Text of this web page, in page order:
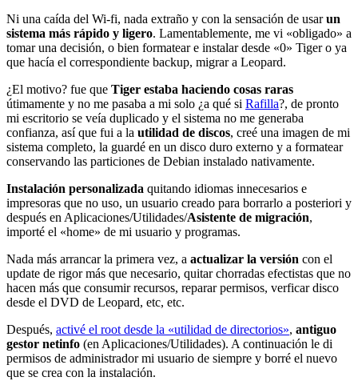
Ni una caída del Wi-fi, nada extraño y con la sensación de usarun
sistema más rápido y ligero. Lamentablemente, me vi «obligado» a
tomar una decisión, o bien formatear e instalar desde «0» Tiger o ya
que hacía el correspondiente backup, migrar a Leopard.
¿El motivo? fue que Tiger estaba haciendo cosas raras
útimamente y no me pasaba a mi solo ¿a qué si Rafilla?, de pronto
mi escritorio se veía duplicado y el sistema no me generaba
confianza, así que fui a la utilidad de discos, creé una imagen de mi
sistema completo, la guardé en un disco duro externo y a formatear
conservando las particiones de Debian instalado nativamente.
Instalación personalizada quitando idiomas innecesarios e
impresoras que no uso, un usuario creado para borrarlo a posteriori y
después en Aplicaciones/Utilidades/Asistente de migración,
importé el «home» de mi usuario y programas.
Nada más arrancar la primera vez, a actualizar la versión con el
update de rigor más que necesario, quitar chorradas efectistas que no
hacen más que consumir recursos, reparar permisos, verficar disco
desde el DVD de Leopard, etc, etc.
Después, activé el root desde la «utilidad de directorios», antiguo
gestor netinfo (en Aplicaciones/Utilidades). A continuación le di
permisos de administrador mi usuario de siempre y borré el nuevo
que se crea con la instalación.